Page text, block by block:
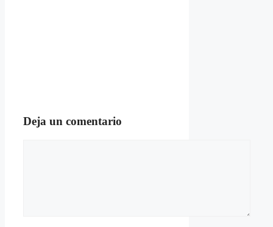
Deja un comentario